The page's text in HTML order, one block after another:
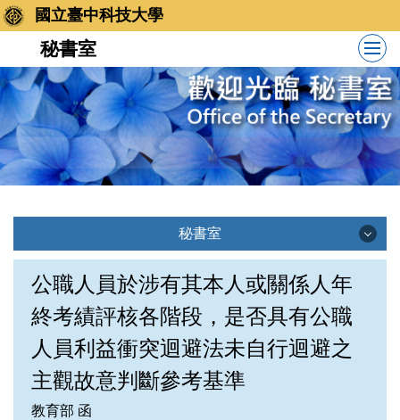
跳
到
要
內
容
區
國立臺中科技大學
秘書室
秘書室
秘書室
訊息公告
業務職掌
公職人員於涉有其本人或關係人年
終考績評核各階段，是否具有公職
人員利益衝突迴避法未自行迴避之
主觀故意判斷參考基準
教育部 函